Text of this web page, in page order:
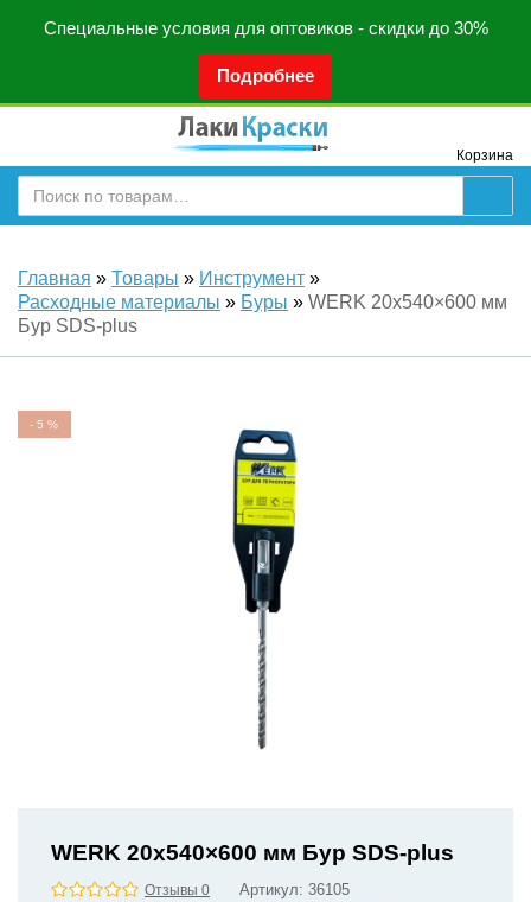
Специальные условия для оптовиков - скидки до 30%
Подробнее
Корзина
Главная » Товары » Инструмент »
Расходные материалы » Буры » WERK 20х540×600 мм
Бур SDS-plus
-5%
WERK 20х540×600 мм Бур SDS-plus
Отзывы 0 Артикул: 36105